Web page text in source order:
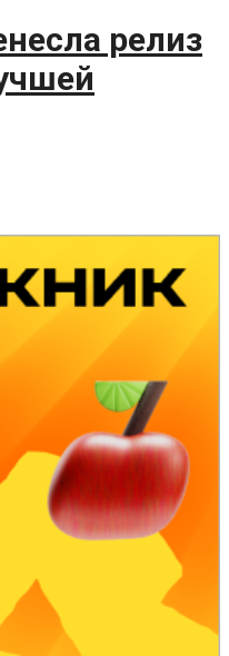
релиз